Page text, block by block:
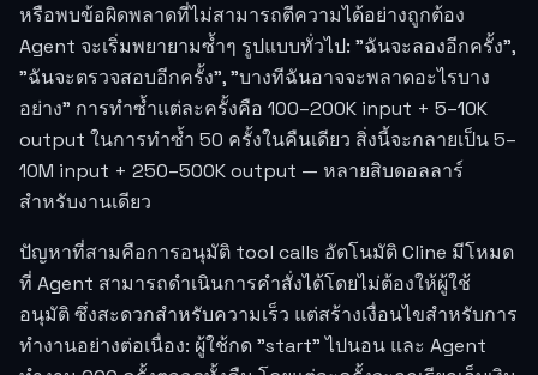
หรือพบข้อผิดพลาดที่ไม่สามารถตีความได้อย่างถูกต้อง
Agent จะเริ่มพยายามซ้ำๆ รูปแบบทั่วไป: "ฉันจะลองอีกครั้ง",
"ฉันจะตรวจสอบอีกครั้ง", "บางทีฉันอาจจะพลาดอะไรบาง
อย่าง" การทำซ้ำแต่ละครั้งคือ 100–200K input + 5–10K
output ในการทำซ้ำ 50 ครั้งในคืนเดียว สิ่งนี้จะกลายเป็น 5–
10M input + 250–500K output — หลายสิบดอลลาร์
สำหรับงานเดียว
ปัญหาที่สามคือการอนุมัติ tool calls อัตโนมัติ Cline มีโหมด
ที่ Agent สามารถดำเนินการคำสั่งได้โดยไม่ต้องให้ผู้ใช้
อนุมัติ ซึ่งสะดวกสำหรับความเร็ว แต่สร้างเงื่อนไขสำหรับการ
ทำงานอย่างต่อเนื่อง: ผู้ใช้กด "start" ไปนอน และ Agent